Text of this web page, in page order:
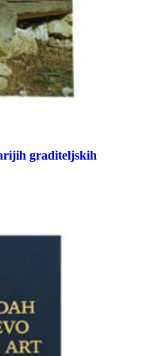
graditeljskih